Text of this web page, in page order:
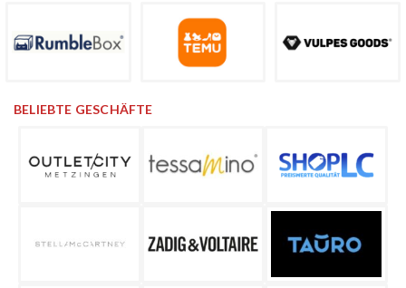
BELIEBTE GESCHÄFTE